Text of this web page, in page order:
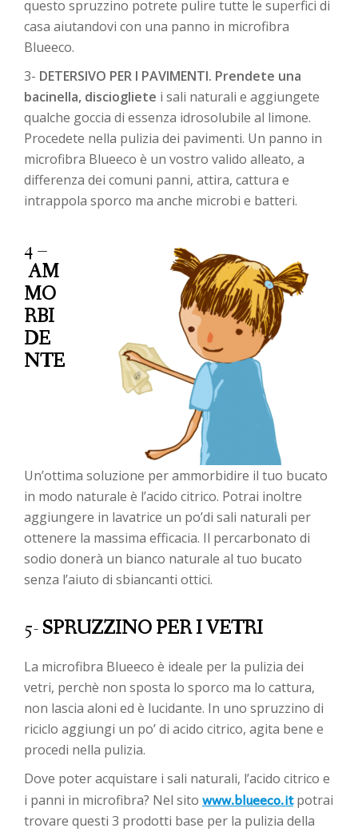
questo spruzzino potrete pulire tutte le superfici di
casa aiutandovi con una panno in microfibra
Blueeco.
3- DETERSIVO PER I PAVIMENTI. Prendete una
bacinella, disciogliete i sali naturali e aggiungete
qualche goccia di essenza idrosolubile al limone.
Procedete nella pulizia dei pavimenti. Un panno in
microfibra Blueeco è un vostro valido alleato, a
differenza dei comuni panni, attira, cattura e
intrappola sporco ma anche microbi e batteri.
4 –
AM
MO
RBI
DE
NTE
Un’ottima soluzione per ammorbidire il tuo bucato
in modo naturale è l’acido citrico. Potrai inoltre
aggiungere in lavatrice un po’di sali naturali per
ottenere la massima efficacia. Il percarbonato di
sodio donerà un bianco naturale al tuo bucato
senza l’aiuto di sbiancanti ottici.
5-SPRUZZINO PER I VETRI
La microfibra Blueeco è ideale per la pulizia dei
vetri, perchè non sposta lo sporco ma lo cattura,
non lascia aloni ed è lucidante. In uno spruzzino di
riciclo aggiungi un po’ di acido citrico, agita bene e
procedi nella pulizia.
Dove poter acquistare i sali naturali, l’acido citrico e
i panni in microfibra? Nel sito www.blueeco.itpotrai
trovare questi 3 prodotti base per la pulizia della